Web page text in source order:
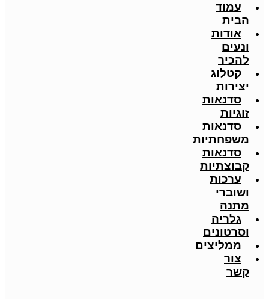
עמוד
הבית
אודות
ונעים
להכיר
קטלוג
יצירות
סדנאות
זוגיות
סדנאות
משפחתיות
סדנאות
קבוצתיות
ערכות
ושוברי
מתנה
גלריה
וסרטונים
ממליצים
צור
קשר